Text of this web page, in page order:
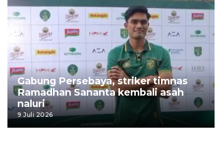
Gabung Persebaya, striker timnas
Ramadhan Sananta kembali asah
naluri
9 Juli 2026